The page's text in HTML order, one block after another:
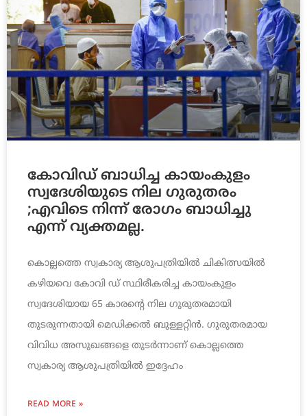
കോവിഡ് ബാധിച്ച കായംകുളം
സ്വദേശിയുടെ നില ഗുരുതരം
;എവിടെ നിന്ന് രോഗം ബാധിച്ചു
എന്ന് വ്യക്തമല്ല.
കൊല്ലത്തെ സ്വകാര്യ ആശുപത്രിയിൽ ചികിത്സയിൽ
കഴിയവെ കോവി ഡ് സ്ഥിരീകരിച്ച കായംകുളം
സ്വദേശിയായ 65 കാരന്റെ നില ഗുരുതരമായി
തുടരുന്നതായി മെഡിക്കൽ ബുള്ളറ്റിൻ. ഗുരുതരമായ
വിവിധ അസുഖങ്ങളെ തുടർന്നാണ് കൊല്ലത്തെ
സ്വകാര്യ ആശുപത്രിയിൽ ഇദ്ദേഹം
READ MORE »